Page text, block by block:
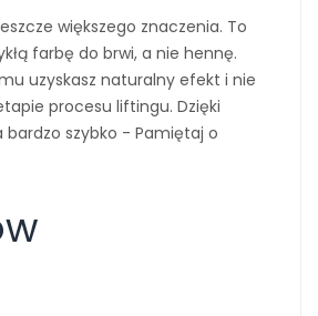
większego znaczenia. To
farbę do brwi, a nie hennę.
uzyskasz naturalny efekt i nie
procesu liftingu. Dzięki
szybko - Pamiętaj o